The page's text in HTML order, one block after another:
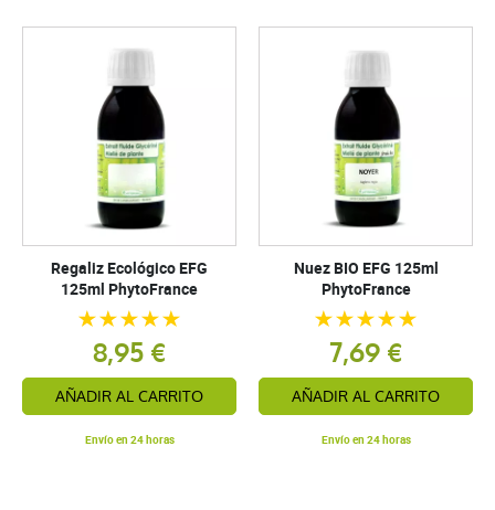
Regaliz Ecológico EFG
125ml PhytoFrance
8,95 €
AÑADIR AL CARRITO
Envío en 24 horas
Nuez BIO EFG 125ml
PhytoFrance
7,69 €
AÑADIR AL CARRITO
Envío en 24 horas